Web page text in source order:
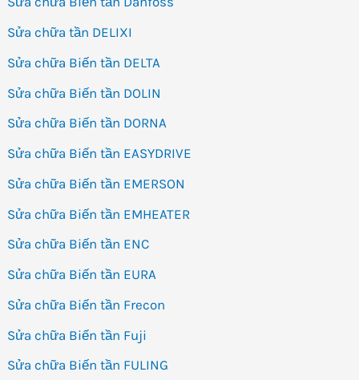
Sửa chữa tần DELIXI
Sửa chữa Biến tần DELTA
Sửa chữa Biến tần DOLIN
Sửa chữa Biến tần DORNA
Sửa chữa Biến tần EASYDRIVE
Sửa chữa Biến tần EMERSON
Sửa chữa Biến tần EMHEATER
Sửa chữa Biến tần ENC
Sửa chữa Biến tần EURA
Sửa chữa Biến tần Frecon
Sửa chữa Biến tần Fuji
Sửa chữa Biến tần FULING